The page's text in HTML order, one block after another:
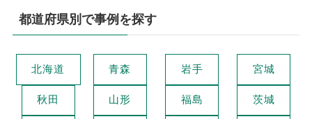
都道府県別で事例を探す
北海道 青森 岩手 宮城
秋田 山形 福島 茨城